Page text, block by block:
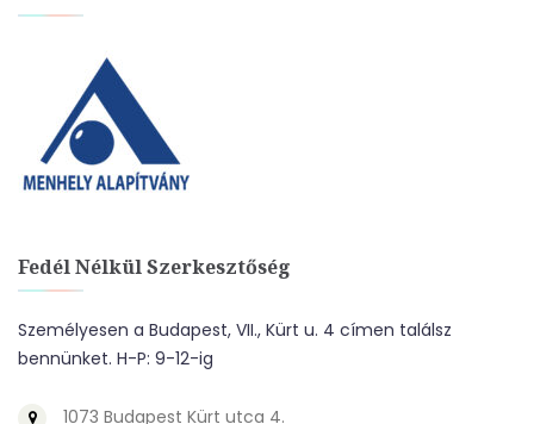
Fedél Nélkül Szerkesztőség
Személyesen a Budapest, VII., Kürt u. 4 címen találsz
bennünket. H-P: 9-12-ig
1073 Budapest Kürt utca 4.